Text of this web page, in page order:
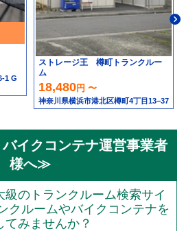
1 G
ストレージ王 樽町トランクルー
ム
18,480円 〜
神奈川県横浜市港北区樽町4丁目13−37
バイクコンテナ運営事業者
様へ≫
のトランクルーム検索サイ
クルームやバイクコンテナを
てみませんか？